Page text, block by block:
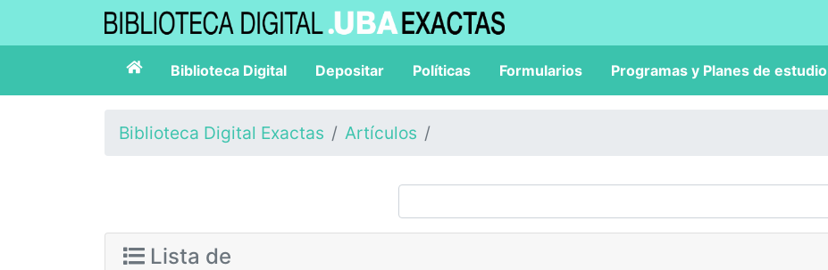
Biblioteca Digital Depositar Políticas Formularios Programas y Planes de estudio
Biblioteca Digital Exactas Artículos
Lista de